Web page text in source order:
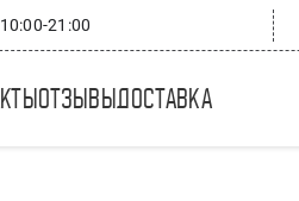
21:00
отзывы доставка